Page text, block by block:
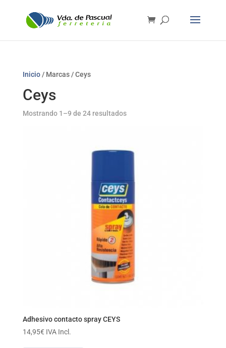
Inicio/ Marcas / Ceys
Ceys
Mostrando 1–9 de 24 resultados
Adhesivo contacto spray CEYS
14,95€ IVA Incl.